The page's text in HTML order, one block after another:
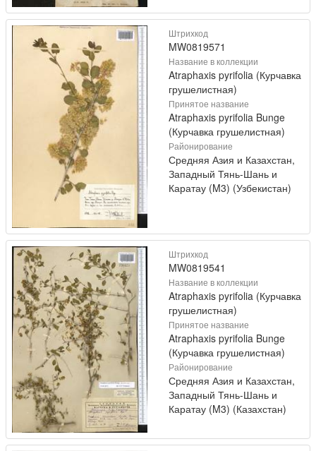
Штрихкод
MW0819571
Название в коллекции
Atraphaxis pyrifolia (Курчавка
грушелистная)
Принятое название
Atraphaxis pyrifolia Bunge
(Курчавка грушелистная)
Районирование
Средняя Азия и Казахстан,
Западный Тянь-Шань и
Каратау (M3) (Узбекистан)
Штрихкод
MW0819541
Название в коллекции
Atraphaxis pyrifolia (Курчавка
грушелистная)
Принятое название
Atraphaxis pyrifolia Bunge
(Курчавка грушелистная)
Районирование
Средняя Азия и Казахстан,
Западный Тянь-Шань и
Каратау (M3) (Казахстан)